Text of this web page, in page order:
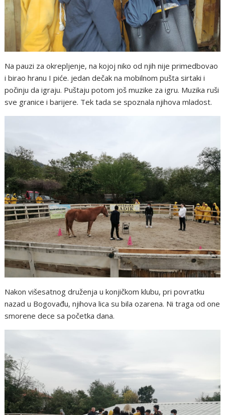
Na pauzi za okrepljenje, na kojoj niko od njih nije primedbovao
i birao hranu I piće. jedan dečak na mobilnom pušta sirtaki i
počinju da igraju. Puštaju potom još muzike za igru. Muzika ruši
sve granice i barijere. Tek tada se spoznala njihova mladost.
Nakon višesatnog druženja u konjičkom klubu, pri povratku
nazad u Bogovađu, njihova lica su bila ozarena. Ni traga od one
smorene dece sa početka dana.